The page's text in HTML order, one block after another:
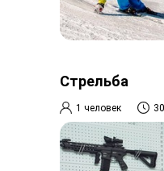
Стрельба
1 человек